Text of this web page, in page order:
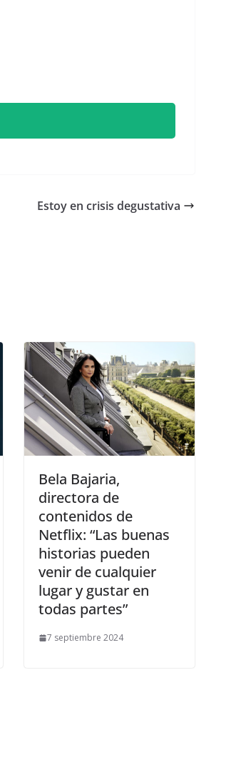
​Estoy en crisis degustativa
​Bela Bajaria,
directora de
contenidos de
Netflix: “Las buenas
historias pueden
venir de cualquier
lugar y gustar en
todas partes”
7 septiembre 2024